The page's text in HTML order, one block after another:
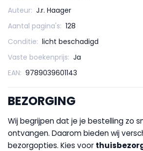
Auteur: J.r. Haager
Aantal pagina's: 128
Conditie: licht beschadigd
Vaste boekenprijs: Ja
EAN: 9789039601143
BEZORGING
Wij begrijpen dat je je bestelling zo
ontvangen. Daarom bieden wij
bezorgopties. Kies voor